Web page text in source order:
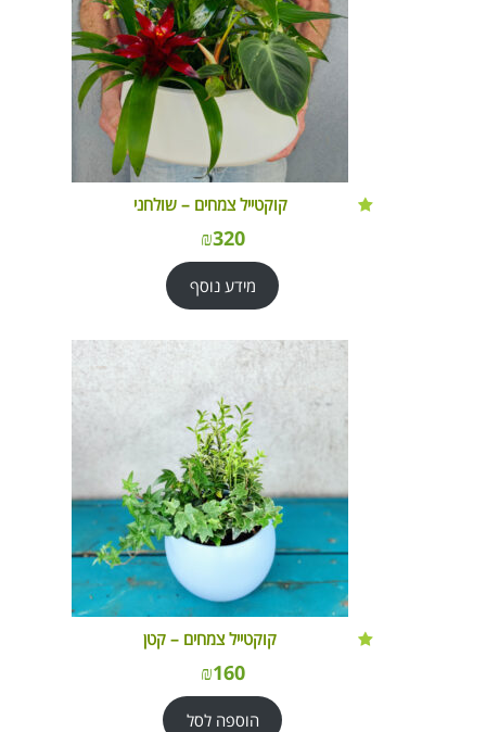
קוקטייל צמחים – שולחני
₪320
מידע נוסף
קוקטייל צמחים – קטן
₪160
הוספה לסל